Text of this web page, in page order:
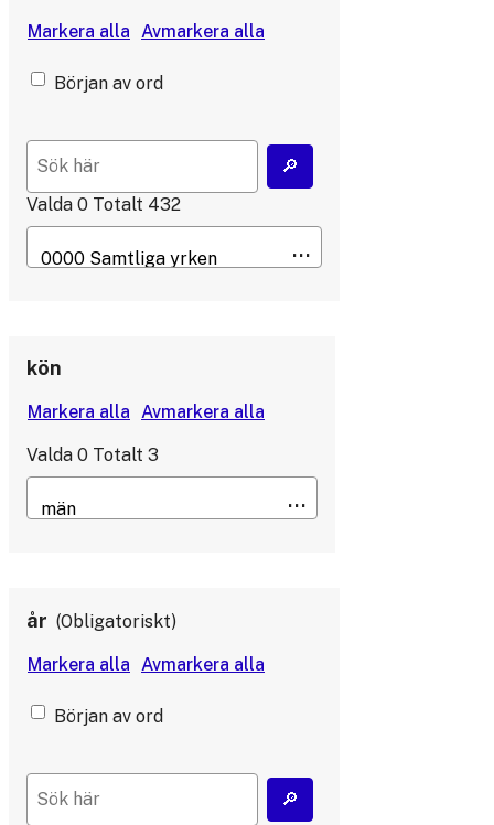
Början av ord
Valda 0 Totalt 432
kön
Valda 0 Totalt 3
år Obligatoriskt
Början av ord